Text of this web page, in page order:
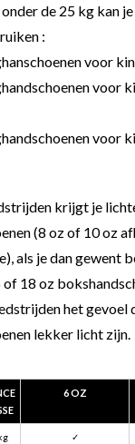
de 25 kg kan
:
voor
voor
voor
krijgt je
(8 oz of 10 oz
als je dan gewent
18 oz
het gevoel
lekker licht zijn.
6 OZ
✓